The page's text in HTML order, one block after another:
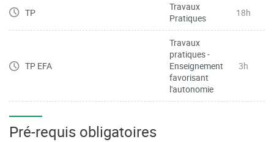
TP
Travaux
Pratiques
18h
TP EFA
Travaux
pratiques -
Enseignement
favorisant
l'autonomie
3h
Pré-requis obligatoires